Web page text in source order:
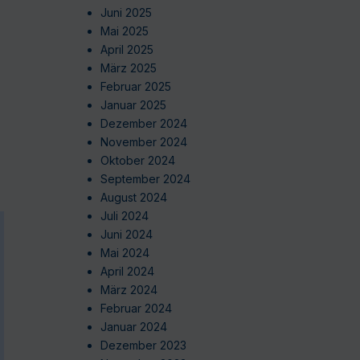
Juni 2025
Mai 2025
April 2025
März 2025
Februar 2025
Januar 2025
Dezember 2024
November 2024
Oktober 2024
September 2024
August 2024
Juli 2024
Juni 2024
Mai 2024
April 2024
März 2024
Februar 2024
Januar 2024
Dezember 2023